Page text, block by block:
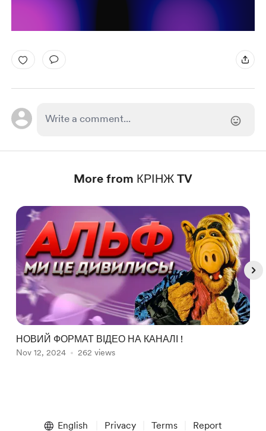
More from КРІНЖ TV
НОВИЙ ФОРМАТ ВІДЕО НА КАНАЛІ !
Nov 12, 2024 262 views
English Privacy Terms Report